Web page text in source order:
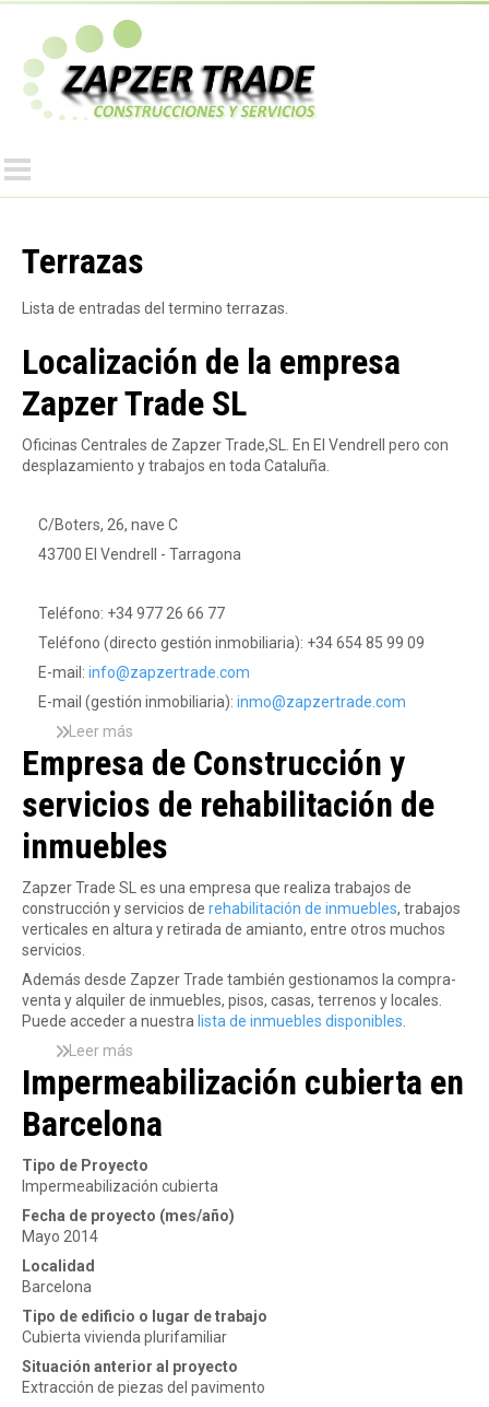
Pasar
contenido
principal
p
Terrazas
Lista de entradas del termino terrazas.
Localización de la empresa
Zapzer Trade SL
Oficinas Centrales de Zapzer Trade,SL. En El Vendrell pero con
desplazamiento y trabajos en toda Cataluña.
C/Boters, 26, nave C
43700 El Vendrell - Tarragona
Teléfono: +34 977 26 66 77
Teléfono (directo gestión inmobiliaria): +34 654 85 99 09
E-mail: info@zapzertrade.com
E-mail (gestión inmobiliaria): inmo@zapzertrade.com
Leer más
o
b
e
L
o
a
l
i
a
c
i
d
l
e
m
p
Z
a
z
e
Empresa de Construcción y
servicios de rehabilitación de
inmuebles
Zapzer Trade SL es una empresa que realiza trabajos de
construcción y servicios de rehabilitación de inmuebles, trabajos
verticales en altura y retirada de amianto, entre otros muchos
servicios.
Además desde Zapzer Trade también gestionamos la compra-
venta y alquiler de inmuebles, pisos, casas, terrenos y locales.
Puede acceder a nuestra lista de inmuebles disponibles.
Leer más
o
b
r
e
m
p
r
e
C
o
n
Impermeabilización cubierta en
Barcelona
Tipo de Proyecto
Impermeabilización cubierta
Fecha de proyecto (mes/año)
Mayo 2014
Localidad
Barcelona
Tipo de edificio o lugar de trabajo
Cubierta vivienda plurifamiliar
Situación anterior al proyecto
Extracción de piezas del pavimento